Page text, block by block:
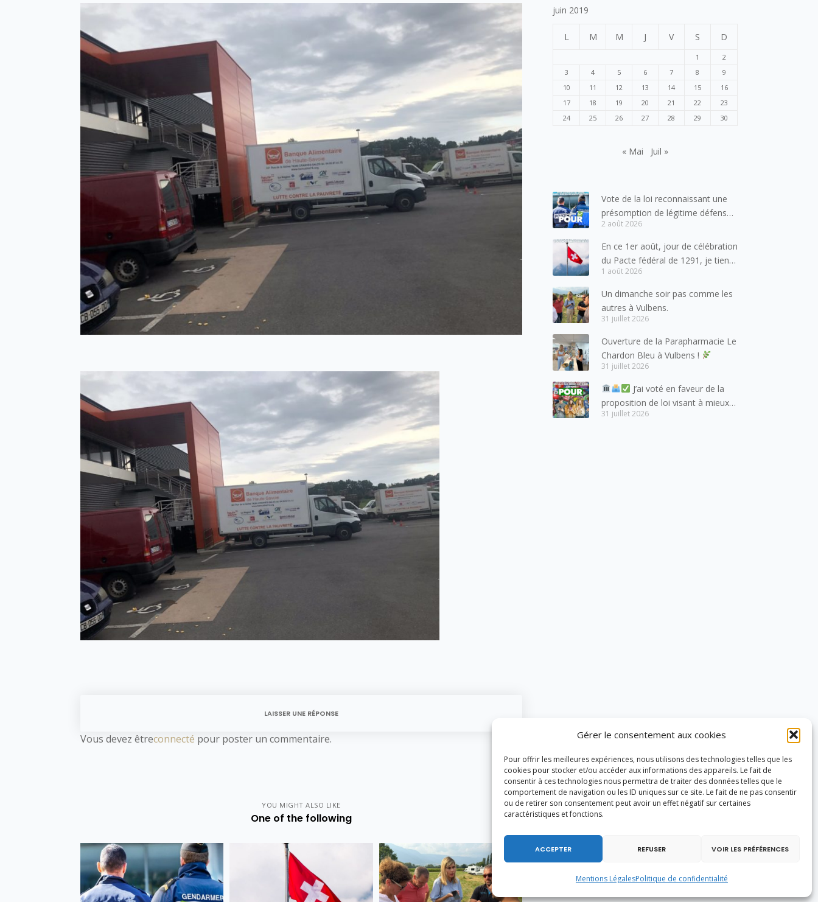
Gérer le consentement aux cookies
Pour offrir les meilleures expériences, nous utilisons des technologies telles que les
cookies pour stocker et/ou accéder aux informations des appareils. Le fait de
consentir à ces technologies nous permettra de traiter des données telles que le
comportement de navigation ou les ID uniques sur ce site. Le fait de ne pas consentir
ou de retirer son consentement peut avoir un effet négatif sur certaines
caractéristiques et fonctions.
ACCEPTER REFUSER VOIR LES PRÉFÉRENCES
Mentions LégalesPolitique de confidentialité
LAISSER UNE RÉPONSE
Vous devez êtreconnecté pour poster un commentaire.
YOU MIGHT ALSO LIKE
One of the following
juin 2019
L M M J V S D
1
2
3
4 5 6 7 8
9
10
11 12 13 14 15
16
17
18 19 20 21 22
23
24
25 26 27 28 29 30
« Mai Juil »
Vote de la loi reconnaissant une
présomption de légitime défense
pour les forces de l’ordre
2 août 2026
En ce 1er août, jour de célébration
du Pacte fédéral de 1291, je tiens
à adresser mes meilleures
salutations à nos voisins et amis
suisses, et plus particulièrement
aux habitants du bassin genevois
lesquels la Haute-Savoie
entretient des liens étroits et
quotidiens.
1 août 2026
Un dimanche soir pas comme les
autres à Vulbens.
31 juillet 2026
Ouverture de la Parapharmacie Le
Chardon Bleu à Vulbens !
31 juillet 2026
J’ai voté en faveur de la
proposition de loi visant à mieux
protéger les mineurs des risques
31 juillet 2026